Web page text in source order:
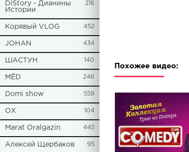
DiStory - Дианины
Истории
216
Корявый VLOG 452
JOHAN 434
ШАСТУН 140
МЁD 246
Domi show 559
ОХ 104
Marat Oralgazin 445
Алексей Щербаков 95
Похожее видео: